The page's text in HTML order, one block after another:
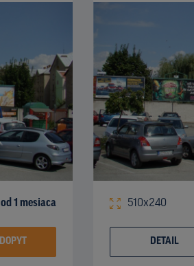
od 1 mesiaca 510x240
DETAIL